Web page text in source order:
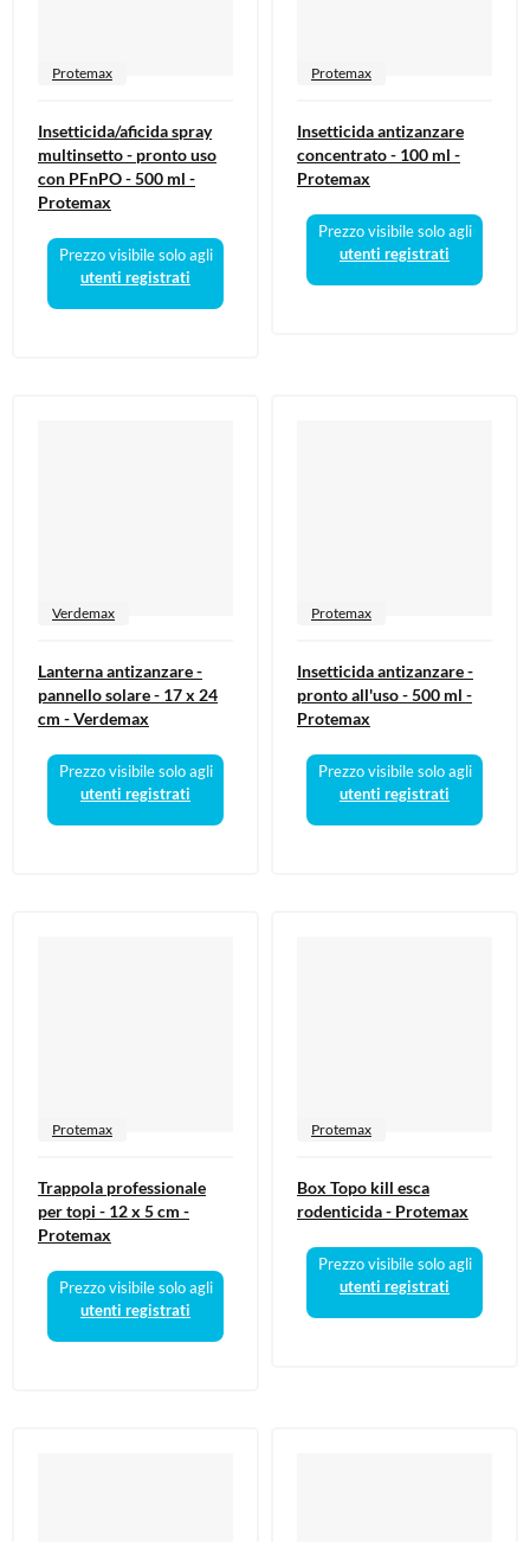
Protemax
Insetticida/aficida spray
multinsetto - pronto uso
con PFnPO - 500 ml -
Protemax
Prezzo visibile solo agli
utenti registrati
Protemax
Insetticida antizanzare
concentrato - 100 ml -
Protemax
Prezzo visibile solo agli
utenti registrati
Verdemax
Lanterna antizanzare -
pannello solare - 17 x 24
cm - Verdemax
Prezzo visibile solo agli
utenti registrati
Protemax
Insetticida antizanzare -
pronto all'uso - 500 ml -
Protemax
Prezzo visibile solo agli
utenti registrati
Protemax
Trappola professionale
per topi - 12 x 5 cm -
Protemax
Prezzo visibile solo agli
utenti registrati
Protemax
Box Topo kill esca
rodenticida - Protemax
Prezzo visibile solo agli
utenti registrati